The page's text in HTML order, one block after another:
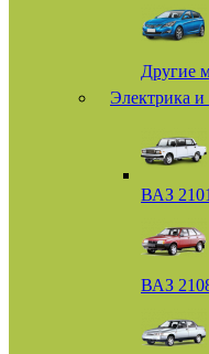
Другие
Электрика и
ВАЗ
ВАЗ